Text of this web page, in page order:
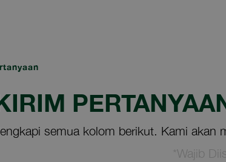
semua kolom berikut. Kami akan
*Wajib